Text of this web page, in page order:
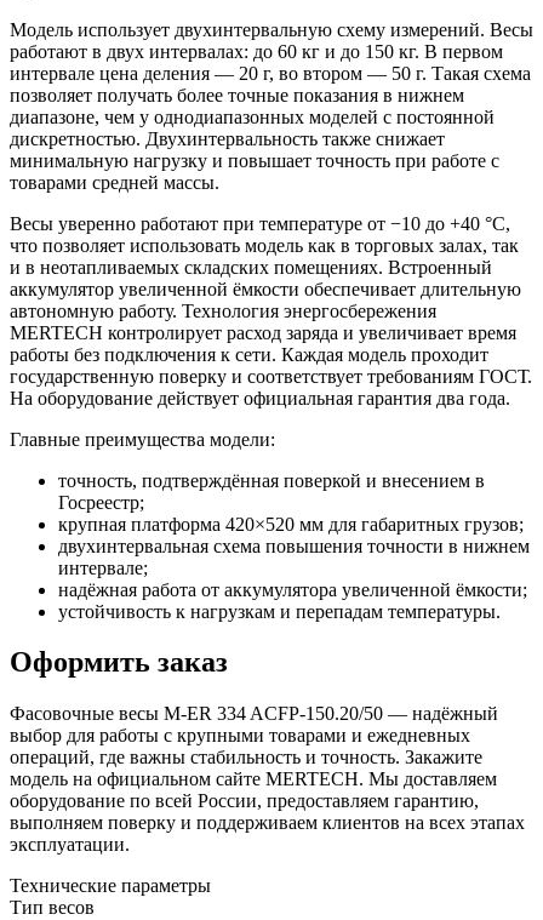
Модель использует двухинтервальную схему измерений. Весы
работают в двух интервалах: до 60 кг и до 150 кг. В первом
интервале цена деления — 20 г, во втором — 50 г. Такая схема
позволяет получать более точные показания в нижнем
диапазоне, чем у однодиапазонных моделей с постоянной
дискретностью. Двухинтервальность также снижает
минимальную нагрузку и повышает точность при работе с
товарами средней массы.
Весы уверенно работают при температуре от −10 до +40 °C,
что позволяет использовать модель как в торговых залах, так
и в неотапливаемых складских помещениях. Встроенный
аккумулятор увеличенной ёмкости обеспечивает длительную
автономную работу. Технология энергосбережения
MERTECH контролирует расход заряда и увеличивает время
работы без подключения к сети. Каждая модель проходит
государственную поверку и соответствует требованиям ГОСТ.
На оборудование действует официальная гарантия два года.
Главные преимущества модели:
точность, подтверждённая поверкой и внесением в
Госреестр;
крупная платформа 420×520 мм для габаритных грузов;
двухинтервальная схема повышения точности в нижнем
интервале;
надёжная работа от аккумулятора увеличенной ёмкости;
устойчивость к нагрузкам и перепадам температуры.
Оформить заказ
Фасовочные весы M-ER 334 ACFP-150.20/50 — надёжный
выбор для работы с крупными товарами и ежедневных
операций, где важны стабильность и точность. Закажите
модель на официальном сайте MERTECH. Мы доставляем
оборудование по всей России, предоставляем гарантию,
выполняем поверку и поддерживаем клиентов на всех этапах
эксплуатации.
Технические параметры
Тип весов